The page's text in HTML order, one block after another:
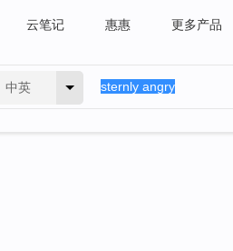
云笔记 惠惠 更多产品
中英